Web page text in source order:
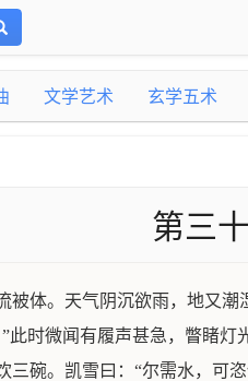
文学艺术 玄学五术
第三
被体。天气阴沉欲雨，地又
此时微闻有履声甚急，瞥睹
碗。凯雪曰：“尔需水，可